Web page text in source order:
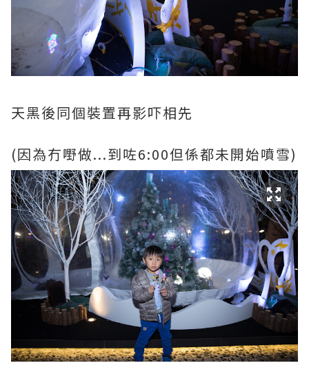
天黑後同個裝置再影吓相先
(因為冇嘢做...到咗6:00但係都未開始噴雪)